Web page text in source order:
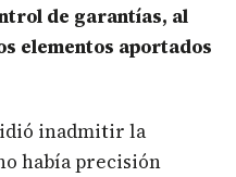
de garantías, al
elementos aportados
inadmitir la
había precisión